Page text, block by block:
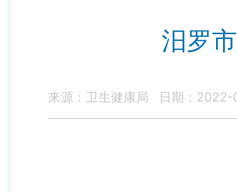
汨罗
来源：卫生健康局 日期：